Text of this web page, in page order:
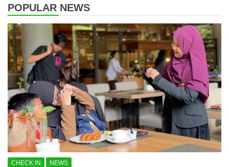
POPULAR NEWS
CHECK IN NEWS